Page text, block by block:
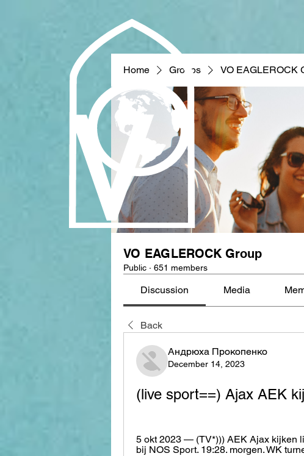
Home Groups VO EAGLEROCK
VO EAGLEROCK Group
Public · 651 members
Discussion Media
Back
Андрюха Прокопенко
December 14, 2023
(live sport==) Ajax AEK
5 okt 2023 — (TV*))) AEK Ajax kijken
bij NOS Sport. 19:28. morgen. WK